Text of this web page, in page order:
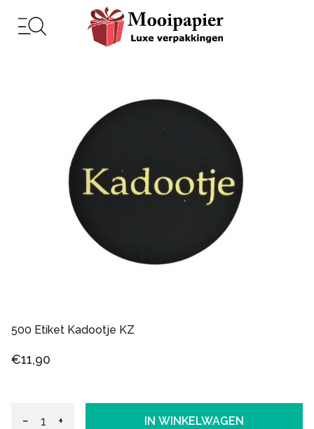
500 Etiket Kadootje KZ
€11,90
− + IN WINKELWAGEN